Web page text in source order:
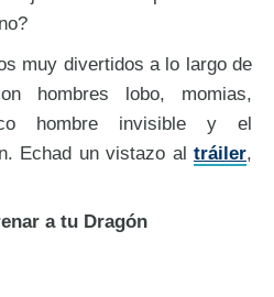
muy divertidos a lo largo de
hombres lobo, momias,
hombre invisible y el
Echad un vistazo al tráiler,
a tu Dragón